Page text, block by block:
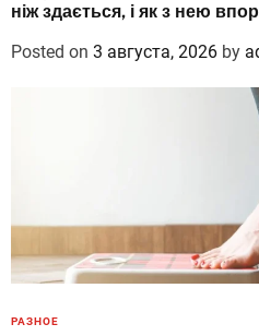
ніж здається, і як з нею
Posted on 3 августа, 2026 by
РАЗНОЕ